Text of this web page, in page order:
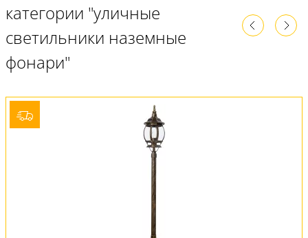
категории "уличные
светильники наземные
фонари"